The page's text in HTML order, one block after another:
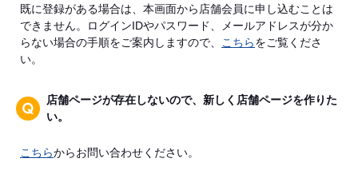
既に登録がある場合は、本画面から店舗会員に申し込むことは
できません。ログインIDやパスワード、メールアドレスが分か
らない場合の手順をご案内しますので、
こちらをご覧くださ
い。
店舗ページが存在しないので、新しく店舗ページを作りた
い。
こちらからお問い合わせください。